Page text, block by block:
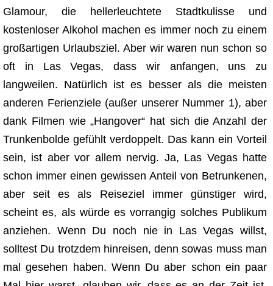
Glamour, die hellerleuchtete Stadtkulisse und
kostenloser Alkohol machen es immer noch zu einem
großartigen Urlaubsziel. Aber wir waren nun schon so
oft in Las Vegas, dass wir anfangen, uns zu
langweilen. Natürlich ist es besser als die meisten
anderen Ferienziele (außer unserer Nummer 1), aber
dank Filmen wie „Hangover“ hat sich die Anzahl der
Trunkenbolde gefühlt verdoppelt. Das kann ein Vorteil
sein, ist aber vor allem nervig. Ja, Las Vegas hatte
schon immer einen gewissen Anteil von Betrunkenen,
aber seit es als Reiseziel immer günstiger wird,
scheint es, als würde es vorrangig solches Publikum
anziehen. Wenn Du noch nie in Las Vegas willst,
solltest Du trotzdem hinreisen, denn sowas muss man
mal gesehen haben. Wenn Du aber schon ein paar